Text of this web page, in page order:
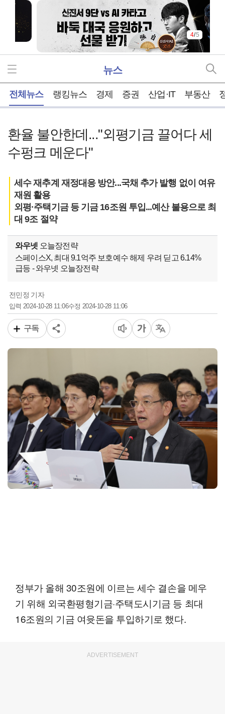
4/5
뉴스
전체뉴스 랭킹뉴스 경제 증권 산업·IT 부동산
환율 불안한데..."외평기금 끌어다 세
수펑크 메운다"
세수 재추계 재정대응 방안...국채 추가 발행 없이 여유
재원 활용
외평·주택기금 등 기금 16조원 투입...예산 불용으로 최
대 9조 절약
와우넷 오늘장전략
스페이스X, 최대 9.1억주 보호예수 해제 우려 딛고 6.14%
급등 - 와우넷 오늘장전략
전민정 기자
입력2024-10-28 11:06수정 2024-10-28 11:06
구독
정부가 올해 30조원에 이르는 세수 결손을 메우
기 위해 외국환평형기금·주택도시기금 등 최대
16조원의 기금 여윳돈을 투입하기로 했다.
ADVERTISEMENT